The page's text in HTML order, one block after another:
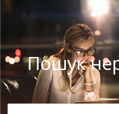
Пошук